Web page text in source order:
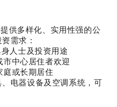
供多样化、实用性强的公
需求：
人士及投资用途
中心居住者欢迎
庭或长期居住
电器设备及空调系统，可